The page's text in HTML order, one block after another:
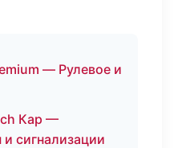
— Рулевое и
Кар —
сигнализации